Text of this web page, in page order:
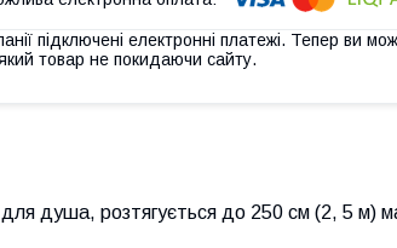
підключені електронні платежі. Тепер ви
товар не покидаючи сайту.
душа, розтягується до 250 см (2, 5 м)